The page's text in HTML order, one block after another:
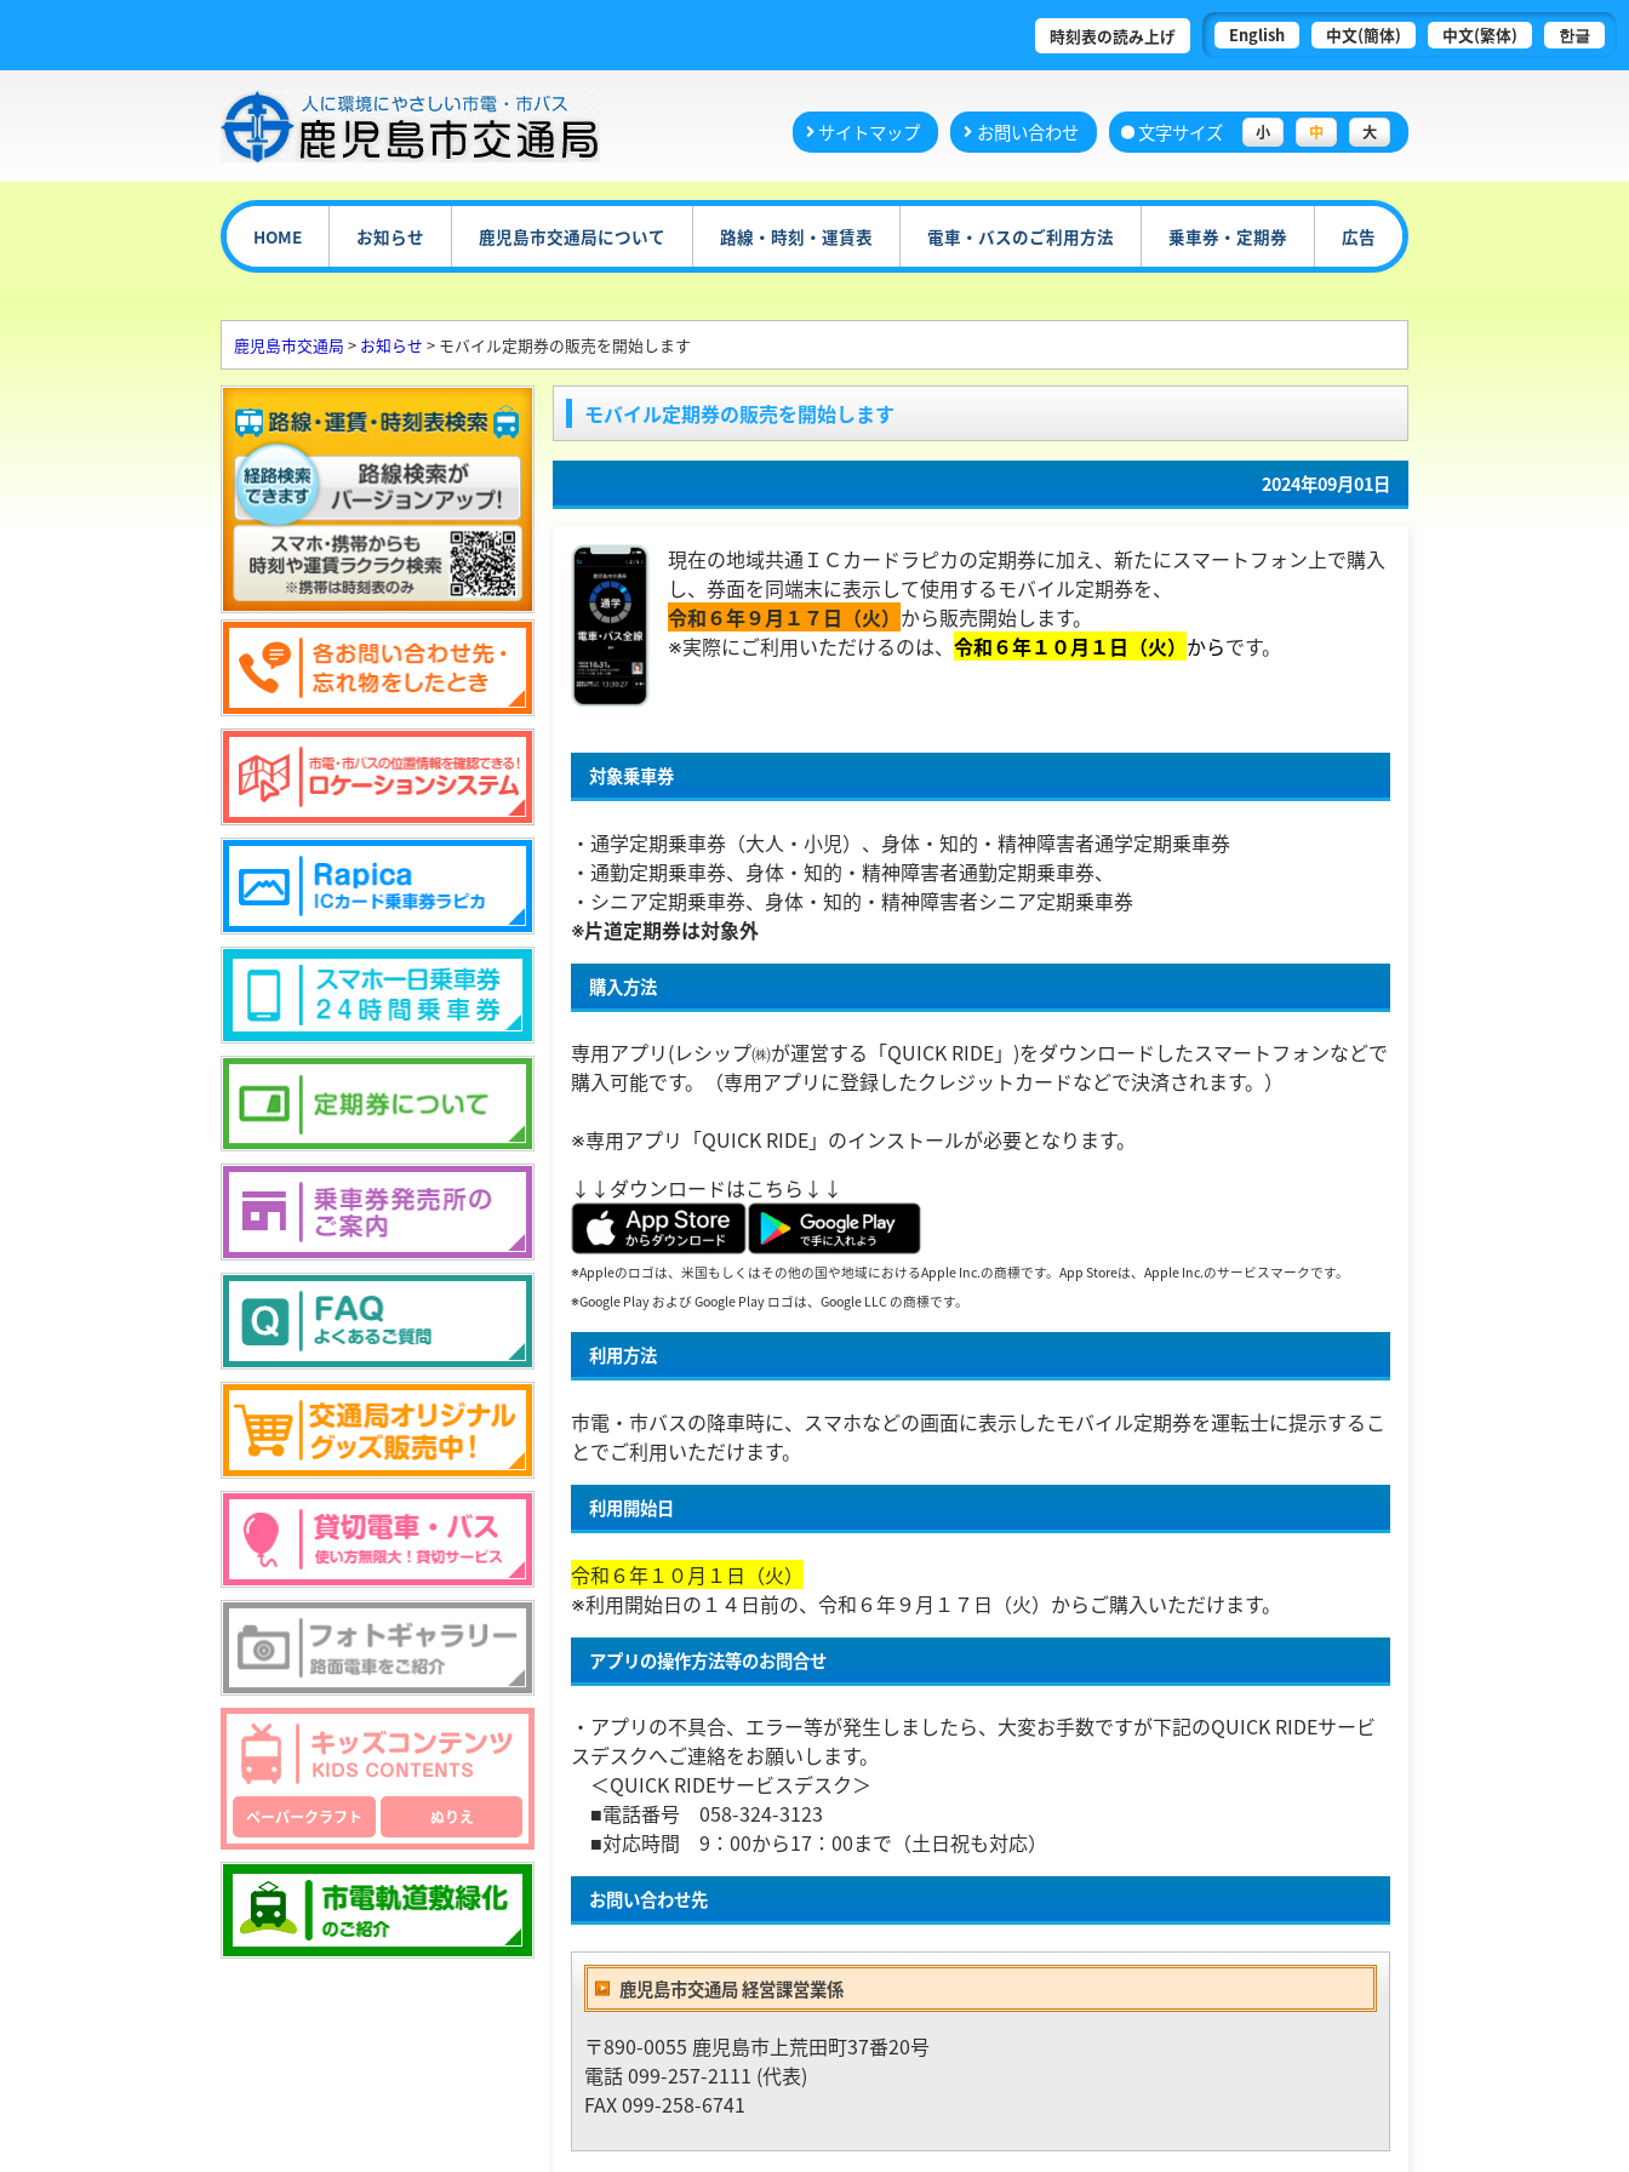
時刻表の読み上げ English 中文(簡体) 中文(繁体) 한글
サイトマップ お問い合わせ 文字サイズ 小 中 大
HOME お知らせ 鹿児島市交通局について 路線・時刻・運賃表 電車・バスのご利用方法 乗車券・定期券 広告
鹿児島市交通局 > お知らせ > モバイル定期券の販売を開始します
モバイル定期券の販売を開始します
2024年09月01日
現在の地域共通ＩＣカードラピカの定期券に加え、新たにスマートフォン上で購入
し、券面を同端末に表示して使用するモバイル定期券を、
令和６年９月１７日（火） から販売開始します。
※実際にご利用いただけるのは、令和６年１０月１日（火） からです。
対象乗車券
・通学定期乗車券（大人・小児）、身体・知的・精神障害者通学定期乗車券
・通勤定期乗車券、身体・知的・精神障害者通勤定期乗車券、
・シニア定期乗車券、身体・知的・精神障害者シニア定期乗車券
※片道定期券は対象外
購入方法
専用アプリ(レシップ㈱が運営する「QUICK RIDE」)をダウンロードしたスマートフォンなどで
購入可能です。（専用アプリに登録したクレジットカードなどで決済されます。）
※専用アプリ「QUICK RIDE」のインストールが必要となります。
↓↓ダウンロードはこちら↓↓
※Appleのロゴは、米国もしくはその他の国や地域におけるApple Inc.の商標です。App Storeは、Apple Inc.のサービスマークです。
※Google Play および Google Play ロゴは、Google LLC の商標です。
利用方法
市電・市バスの降車時に、スマホなどの画面に表示したモバイル定期券を運転士に提示するこ
とでご利用いただけます。
利用開始日
令和６年１０月１日（火）
※利用開始日の１４日前の、令和６年９月１７日（火）からご購入いただけます。
アプリの操作方法等のお問合せ
・アプリの不具合、エラー等が発生しましたら、大変お手数ですが下記のQUICK RIDEサービ
スデスクへご連絡をお願いします。
＜QUICK RIDEサービスデスク＞
■電話番号 058-324-3123
■対応時間 9：00から17：00まで（土日祝も対応）
お問い合わせ先
鹿児島市交通局 経営課営業係
〒890-0055 鹿児島市上荒田町37番20号
電話 099-257-2111 (代表)
FAX 099-258-6741
ペーパークラフト ぬりえ